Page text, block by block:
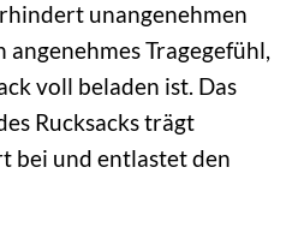
unangenehmen
Tragegefühl,
voll beladen ist. Das
Rucksacks trägt
bei und entlastet den